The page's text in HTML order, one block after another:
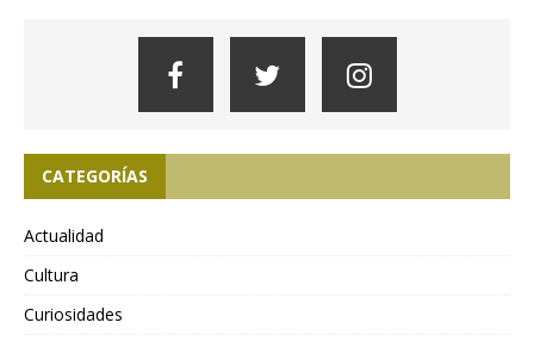
CATEGORÍAS
Actualidad
Cultura
Curiosidades